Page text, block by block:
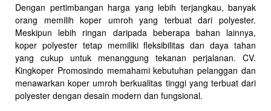
Dengan pertimbangan harga yang lebih terjangkau, banyak
orang memilih koper umroh yang terbuat dari polyester.
Meskipun lebih ringan daripada beberapa bahan lainnya,
koper polyester tetap memiliki fleksibilitas dan daya tahan
yang cukup untuk menanggung tekanan perjalanan. CV.
Kingkoper Promosindo memahami kebutuhan pelanggan dan
menawarkan koper umroh berkualitas tinggi yang terbuat dari
polyester dengan desain modern dan fungsional.